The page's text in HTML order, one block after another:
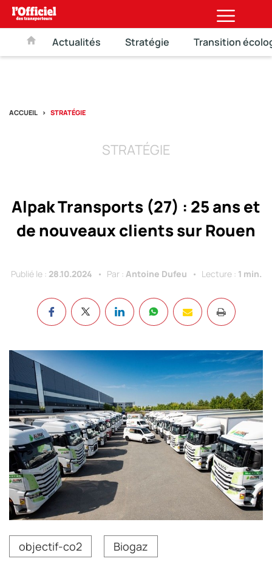
Actualités Stratégie Transition
ACCUEIL STRATÉGIE
STRATÉGIE
Alpak Transports (27) : 25 ans et
de nouveaux clients sur Rouen
Publié le : 28.10.2024 Par : Antoine Dufeu Lecture : 1 min.
En 2025, un quart de la flotte de Alpak Transports
roulera au biogaz.
objectif-co2 Biogaz